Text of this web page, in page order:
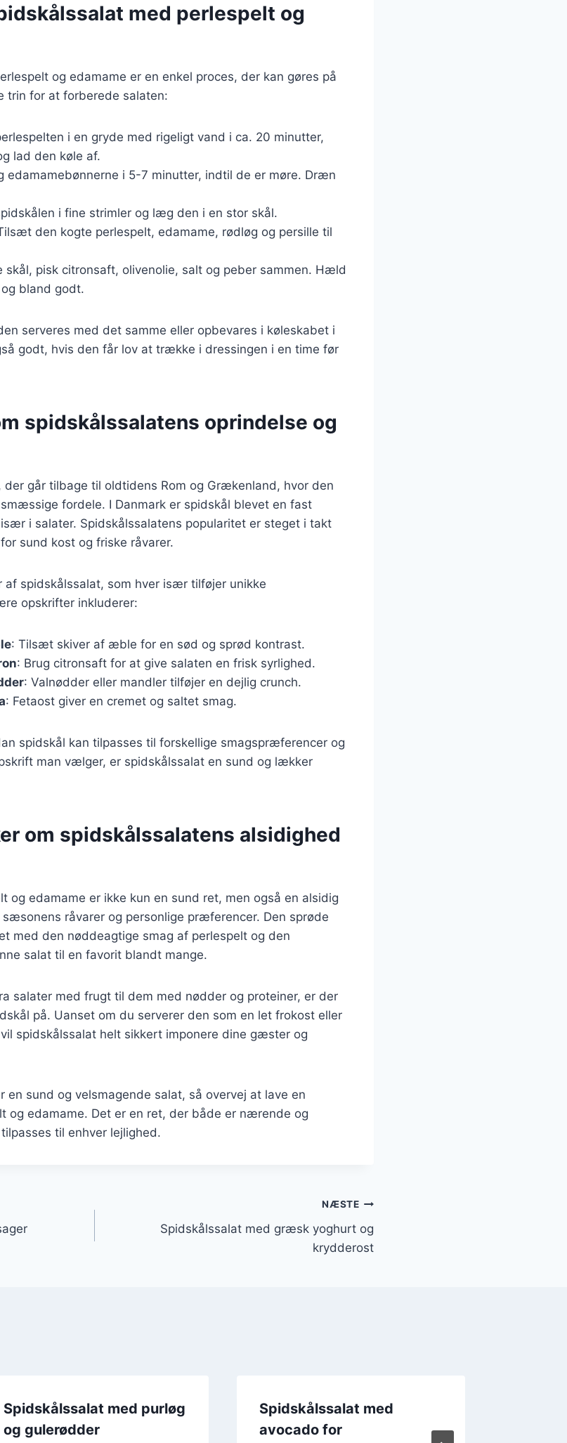
med perlespelt og
og edamame er en enkel proces, der kan gøres på
trin for at forberede salaten:
i en gryde med rigeligt vand i ca. 20 minutter,
lad den køle af.
edamamebønnerne i 5-7 minutter, indtil de er møre. Dræn
i fine strimler og læg den i en stor skål.
den kogte perlespelt, edamame, rødløg og persille til
skål, pisk citronsaft, olivenolie, salt og peber sammen. Hæld
bland godt.
serveres med det samme eller opbevares i køleskabet i
godt, hvis den får lov at trække i dressingen i en time før
spidskålssalatens oprindelse og
der går tilbage til oldtidens Rom og Grækenland, hvor den
fordele. I Danmark er spidskål blevet en fast
i salater. Spidskålssalatens popularitet er steget i takt
sund kost og friske råvarer.
af spidskålssalat, som hver især tilføjer unikke
opskrifter inkluderer:
: Tilsæt skiver af æble for en sød og sprød kontrast.
: Brug citronsaft for at give salaten en frisk syrlighed.
: Valnødder eller mandler tilføjer en dejlig crunch.
: Fetaost giver en cremet og saltet smag.
spidskål kan tilpasses til forskellige smagspræferencer og
man vælger, er spidskålssalat en sund og lækker
om spidskålssalatens alsidighed
og edamame er ikke kun en sund ret, men også en alsidig
råvarer og personlige præferencer. Den sprøde
med den nøddeagtige smag af perlespelt og den
salat til en favorit blandt mange.
salater med frugt til dem med nødder og proteiner, er der
på. Uanset om du serverer den som en let frokost eller
spidskålssalat helt sikkert imponere dine gæster og
sund og velsmagende salat, så overvej at lave en
og edamame. Det er en ret, der både er nærende og
til enhver lejlighed.
NÆSTE
Spidskålssalat med græsk yoghurt og
krydderost
Spidskålssalat med purløg
og gulerødder
Spidskålssalat med
avocado for